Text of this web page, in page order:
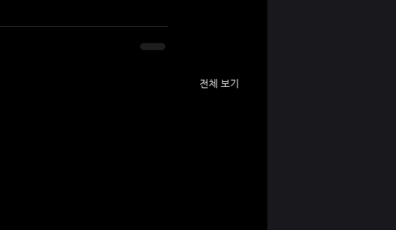
전체 보기